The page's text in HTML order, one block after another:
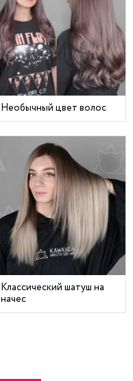
Необычный цвет волос
Классический шатуш на
начес